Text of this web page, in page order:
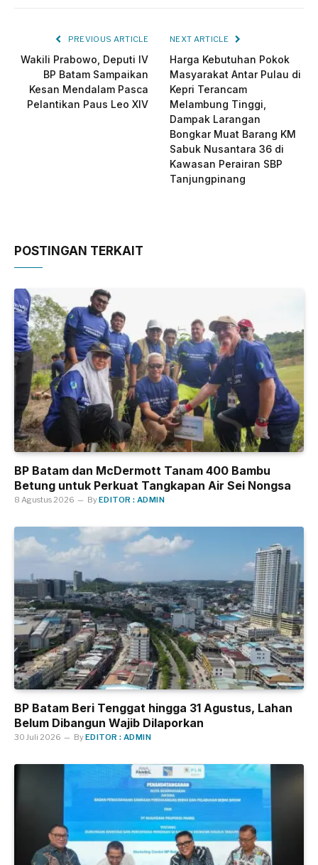
PREVIOUS ARTICLE
Wakili Prabowo, Deputi IV
BP Batam Sampaikan
Kesan Mendalam Pasca
Pelantikan Paus Leo XIV
NEXT ARTICLE
Harga Kebutuhan Pokok
Masyarakat Antar Pulau di
Kepri Terancam
Melambung Tinggi,
Dampak Larangan
Bongkar Muat Barang KM
Sabuk Nusantara 36 di
Kawasan Perairan SBP
Tanjungpinang
POSTINGAN TERKAIT
BP Batam dan McDermott Tanam 400 Bambu
Betung untuk Perkuat Tangkapan Air Sei Nongsa
8 Agustus 2026 ByEDITOR : ADMIN
BP Batam Beri Tenggat hingga 31 Agustus, Lahan
Belum Dibangun Wajib Dilaporkan
30 Juli 2026 ByEDITOR : ADMIN